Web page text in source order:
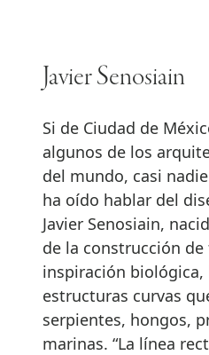
Javier Senosiain
Si de Ciudad de
algunos de los
del mundo, casi
ha oído hablar del
Javier Senosiain,
de la construcción
inspiración biológica,
estructuras curvas
serpientes, hongos,
marinas. “La línea